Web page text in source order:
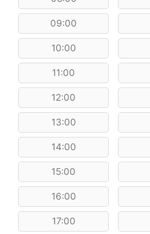
09:00
10:00
11:00
12:00
13:00
14:00
15:00
16:00
17:00